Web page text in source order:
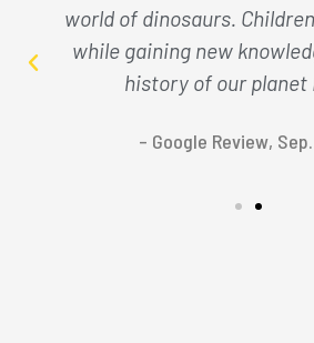
you are in the Bled area,
The kids will love it!
Stonehenge and the Easter
– Tripadvisor Review,